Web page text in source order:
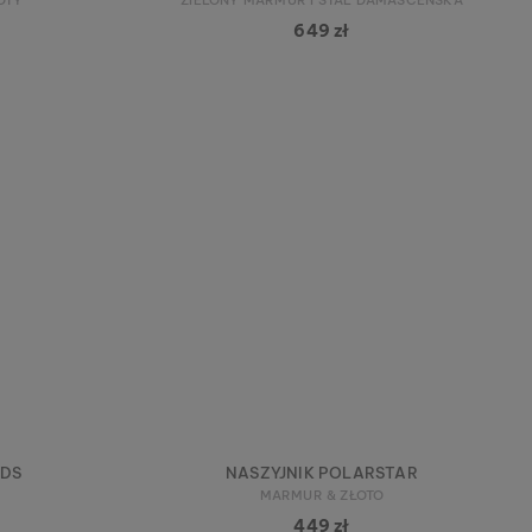
649 zł
NASZYJNIK POLARSTAR
MARMUR & ZŁOTO
449 zł